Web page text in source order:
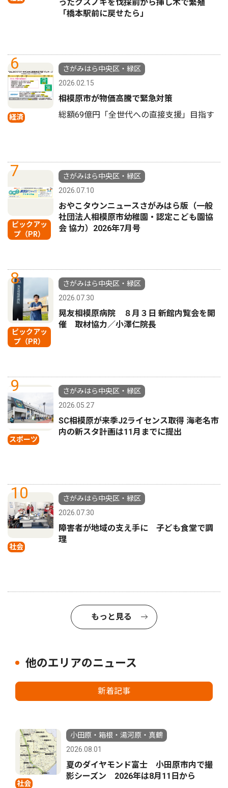
ったクスノキを伐採前から挿し木で繁殖
「橋本駅前に戻せたら」
6
経済
さがみはら中央区・緑区
2026.02.15
相模原市が物価高騰で緊急対策
総額69億円「全世代への直接支援」目指す
7
ピックアッ
プ（PR）
さがみはら中央区・緑区
2026.07.10
おやこタウンニュースさがみはら版（一般
社団法人相模原市幼稚園・認定こども園協
会 協力）2026年7月号
8
ピックアッ
プ（PR）
さがみはら中央区・緑区
2026.07.30
晃友相模原病院 ８月３日 新館内覧会を開
催 取材協力／小澤仁院長
9
スポーツ
さがみはら中央区・緑区
2026.05.27
SC相模原が来季J2ライセンス取得 海老名市
内の新スタ計画は11月までに提出
10
社会
さがみはら中央区・緑区
2026.07.30
障害者が地域の支え手に 子ども食堂で調
理
もっと見る
他のエリアのニュース
新着記事
社会
小田原・箱根・湯河原・真鶴
2026.08.01
夏のダイヤモンド富士 小田原市内で撮
影シーズン 2026年は8月11日から